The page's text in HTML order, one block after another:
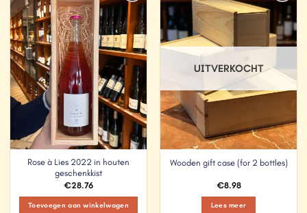
Add to
Wishlist
Rose à Lies 2022 in houten
geschenkkist
€28.76
Toevoegen aan winkelwagen
Add to
Wishlist
UITVERKOCHT
Wooden gift case (for 2 bottles)
€8.98
Lees meer